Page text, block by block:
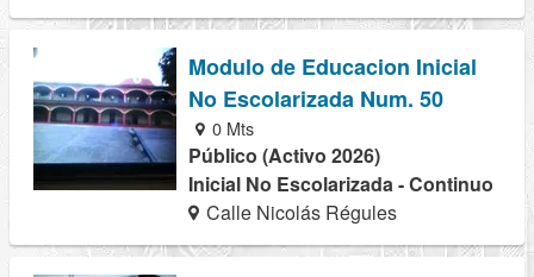
Modulo de Educacion Inicial
No Escolarizada Num. 50
0 Mts
Público (Activo 2026)
Inicial No Escolarizada - Continuo
Calle Nicolás Régules